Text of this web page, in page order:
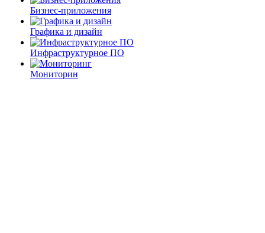
Бизнес-приложения
Графика и дизайн
Инфраструктурное ПО
Мониторин